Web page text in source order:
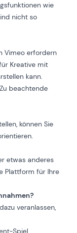
wie
nicht so
Vimeo erfordern
Kreative mit
kann.
beachtende
können Sie
etwas anderes
Plattform für Ihre
veranlassen,
Spiel